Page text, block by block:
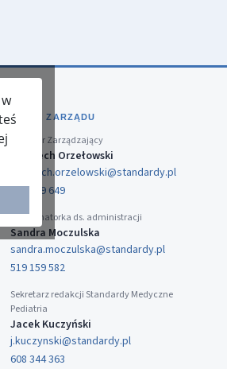
BIURO ZARZĄDU
Dyrektor Zarządzający
Wojciech Orzełowski
wojciech.orzelowski@standardy.pl
519 159 649
Koordynatorka ds. administracji
Sandra Moczulska
sandra.moczulska@standardy.pl
519 159 582
Sekretarz redakcji Standardy Medyczne
Pediatria
Jacek Kuczyński
j.kuczynski@standardy.pl
608 344 363